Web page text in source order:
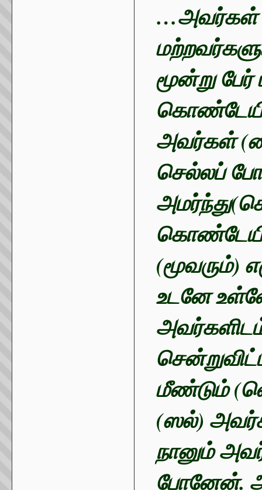
…அவர்கள்
மூன்று
அவர்கள்
செல்லப்
(மூவரும்)
உடனே
மீண்டும்
(ஸல்)
நானும்
போனேன்.